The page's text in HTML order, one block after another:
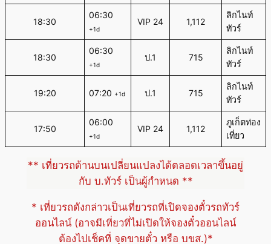
18:30
06:30
+1d
VIP 24 1,112
ลิกไนท์
ทัวร์
18:30
06:30
+1d
ป.1 715
ลิกไนท์
ทัวร์
19:20 07:20 +1d ป.1 715
ลิกไนท์
ทัวร์
17:50
06:00
+1d
VIP 24 1,112
ภูเก็ตท่อง
เที่ยว
** เที่ยวรถด้านบนเปลี่ยนแปลงได้ตลอดเวลาขึ้นอยู่
กับ บ.ทัวร์ เป็นผู้กำหนด **
* เที่ยวรถดังกล่าวเป็นเที่ยวรถที่เปิดจองตั๋วรถทัวร์
ออนไลน์ (อาจมีเที่ยวที่ไม่เปิดให้จองตั๋วออนไลน์
ต้องไปเช็คที่ จุดขายตั๋ว หรือ บขส.)*